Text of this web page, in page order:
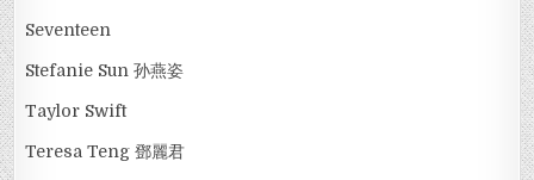
Seventeen
Stefanie Sun 孙燕姿
Taylor Swift
Teresa Teng 鄧麗君